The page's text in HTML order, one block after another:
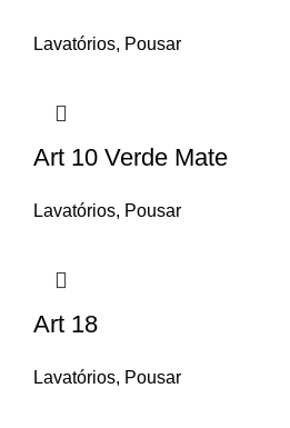
Lavatórios, Pousar
Art 10 Verde Mate
Lavatórios, Pousar
Art 18
Lavatórios, Pousar